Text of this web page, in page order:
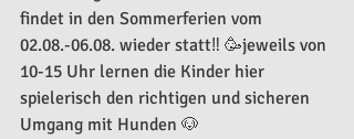
findet in den Sommerferien vom
02.08.-06.08. wieder statt‼️ 🥳jeweils von
10-15 Uhr lernen die Kinder hier
spielerisch den richtigen und sicheren
Umgang mit Hunden 🐶